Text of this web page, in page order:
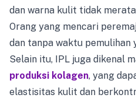
dan warna kulit tidak merata
Orang yang mencari
dan tanpa waktu pemulihan
Selain itu, IPL juga dikenal
produksi kolagen, yang
elastisitas kulit dan